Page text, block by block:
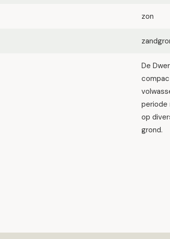
zon
De
periode
op
grond.